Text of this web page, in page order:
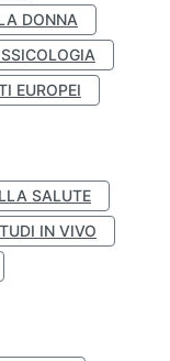
DONNA
EUROPEI
SALUTE
IN VIVO